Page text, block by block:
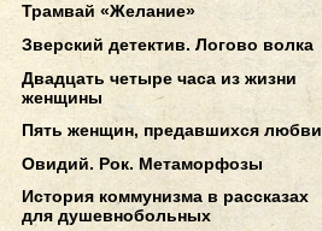
Трамвай «Желание»
Зверский детектив. Логово волка
Двадцать четыре часа из жизни
женщины
Пять женщин, предавшихся любви
Овидий. Рок. Метаморфозы
История коммунизма в рассказах
для душевнобольных